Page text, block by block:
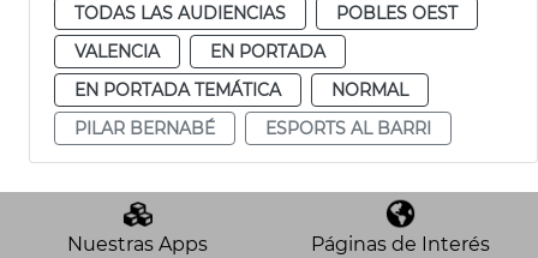
TODAS LAS AUDIENCIAS
POBLES OEST
VALENCIA
EN PORTADA
EN PORTADA TEMÁTICA
NORMAL
PILAR BERNABÉ
ESPORTS AL BARRI
Nuestras Apps Páginas de Interés